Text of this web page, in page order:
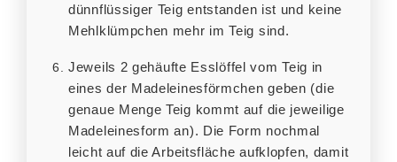
dünnflüssiger Teig entstanden ist und keine
Mehlklümpchen mehr im Teig sind.
Jeweils 2 gehäufte Esslöffel vom Teig in
eines der Madeleinesförmchen geben (die
genaue Menge Teig kommt auf die jeweilige
Madeleinesform an). Die Form nochmal
leicht auf die Arbeitsfläche aufklopfen, damit